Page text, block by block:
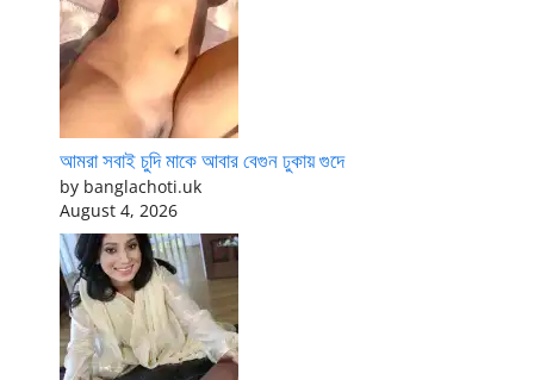
আমরা সবাই চুদি মাকে আবার বেগুন ঢুকায় গুদে
by banglachoti.uk
August 4, 2026